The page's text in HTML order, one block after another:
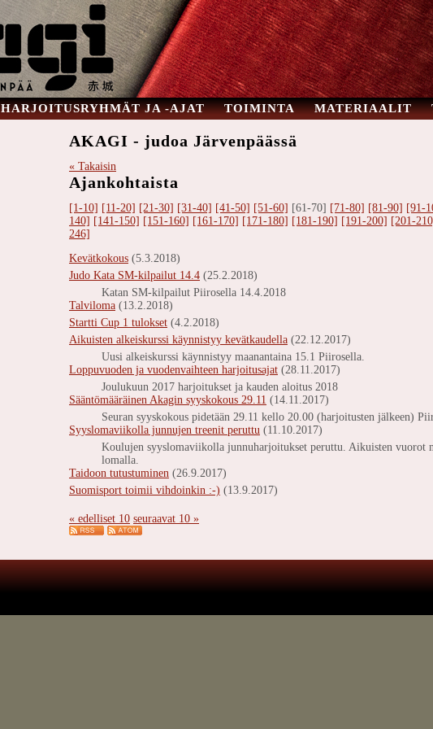
HARJOITUSRYHMÄT JA -AJAT TOIMINTA MATERIAALIT
AKAGI - judoa Järvenpäässä
« Takaisin
Ajankohtaista
[1-10] [11-20] [21-30] [31-40] [41-50] [51-60] [61-70] [71-80] [81-90] [91-
140] [141-150] [151-160] [161-170] [171-180] [181-190] [191-200] [201-
246]
Kevätkokous (5.3.2018)
Judo Kata SM-kilpailut 14.4 (25.2.2018)
Katan SM-kilpailut Piirosella 14.4.2018
Talviloma (13.2.2018)
Startti Cup 1 tulokset (4.2.2018)
Aikuisten alkeiskurssi käynnistyy kevätkaudella (22.12.2017)
Uusi alkeiskurssi käynnistyy maanantaina 15.1 Piirosella.
Loppuvuoden ja vuodenvaihteen harjoitusajat (28.11.2017)
Joulukuun 2017 harjoitukset ja kauden aloitus 2018
Sääntömääräinen Akagin syyskokous 29.11 (14.11.2017)
Seuran syyskokous pidetään 29.11 kello 20.00 (harjoitusten jälkeen)
Syyslomaviikolla junnujen treenit peruttu (11.10.2017)
Koulujen syyslomaviikolla junnuharjoitukset peruttu. Aikuisten vuorot
lomalla.
Taidoon tutustuminen (26.9.2017)
Suomisport toimii vihdoinkin :-) (13.9.2017)
« edelliset 10 seuraavat 10 »